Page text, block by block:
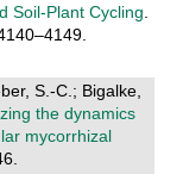
Soil-Plant Cycling
S.-C.; Bigalke,
the dynamics
mycorrhizal